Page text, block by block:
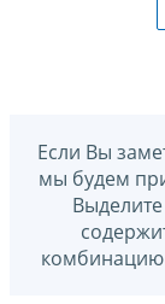
Если Вы
мы будем